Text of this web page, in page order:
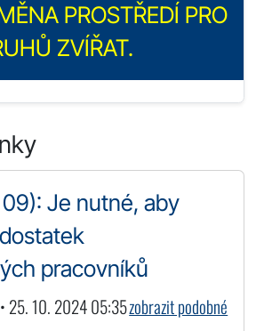
PROSTŘEDÍ PRO
ZVÍŘAT.
Je nutné, aby
pracovníků
25. 10. 2024 05:35zobrazit podobné